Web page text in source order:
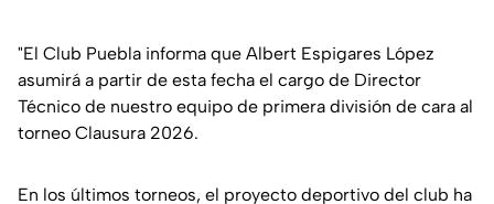
"El Club Puebla informa que Albert Espigares López
asumirá a partir de esta fecha el cargo de Director
Técnico de nuestro equipo de primera división de cara al
torneo Clausura 2026.
En los últimos torneos, el proyecto deportivo del club ha